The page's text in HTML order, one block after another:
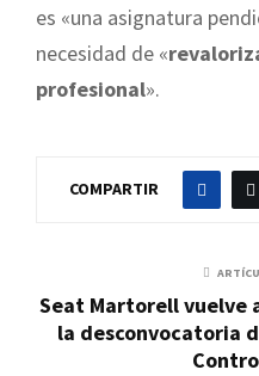
es «una asignatura
necesidad de «
profesional».
COMPARTIR
Seat Martorell vuelve
la desconvocatoria